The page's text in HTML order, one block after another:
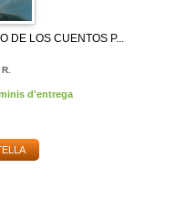
DE LOS CUENTOS P...
d'entrega